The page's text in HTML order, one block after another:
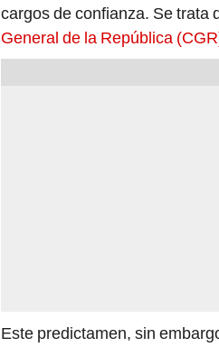
cargos de confianza. Se trata
General de la República
Este predictamen, sin